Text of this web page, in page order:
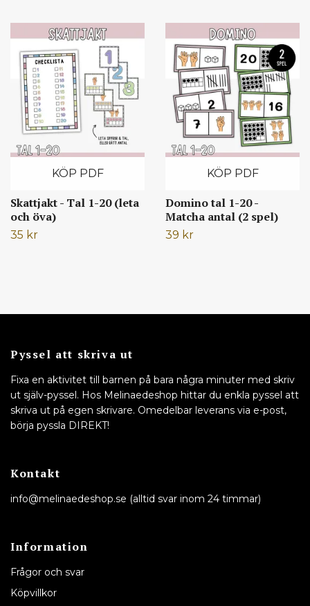
KÖP PDF
Skattjakt - Tal 1-20 (leta
och öva)
35 kr
KÖP PDF
Domino tal 1-20 -
Matcha antal (2 spel)
39 kr
Pyssel att skriva ut
Fixa en aktivitet till barnen på bara några minuter med skriv
ut själv-pyssel. Hos Melinaedeshop hittar du enkla pyssel att
skriva ut på egen skrivare. Omedelbar leverans via e-post,
börja pyssla DIREKT!
Kontakt
info@melinaedeshop.se (alltid svar inom 24 timmar)
Information
Frågor och svar
Köpvillkor